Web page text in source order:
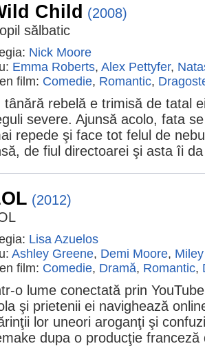
Child (2008)
sălbatic
Nick Moore
Emma Roberts, Alex Pettyfer,
film: Comedie, Romantic,
tânără rebelă e trimisă de tatal
severe. Ajunsă acolo, fata
repede şi face tot felul de
de fiul directoarei şi asta îi
(2012)
Lisa Azuelos
Ashley Greene, Demi Moore,
film: Comedie, Dramă, Romantic,
o lume conectată prin
şi prietenii ei navighează
lor uneori aroganţi şi
dupa o producţie franceză